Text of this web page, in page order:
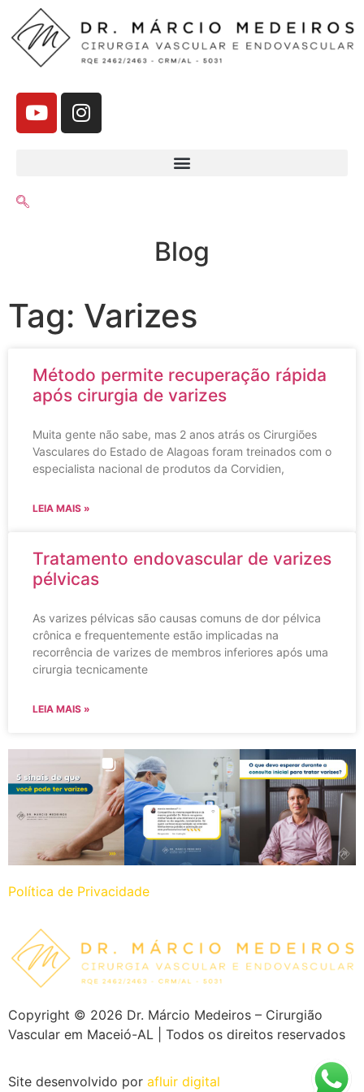
Blog
Tag: Varizes
Método permite recuperação rápida
após cirurgia de varizes
Muita gente não sabe, mas 2 anos atrás os Cirurgiões
Vasculares do Estado de Alagoas foram treinados com o
especialista nacional de produtos da Corvidien,
LEIA MAIS »
Tratamento endovascular de varizes
pélvicas
As varizes pélvicas são causas comuns de dor pélvica
crônica e frequentemente estão implicadas na
recorrência de varizes de membros inferiores após uma
cirurgia tecnicamente
LEIA MAIS »
Política de Privacidade
Copyright © 2026 Dr. Márcio Medeiros – Cirurgião
Vascular em Maceió-AL | Todos os direitos reservados
Site desenvolvido por afluir digital